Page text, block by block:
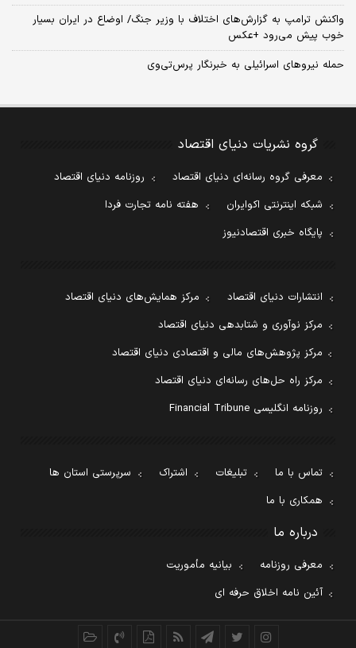
واکنش ترامپ به گزارش‌های اختلاف با وزیر جنگ/ اوضاع در ایران بسیار
خوب پیش می‌رود +عکس
حمله نیروهای اسرائیلی به خبرنگار پرس‌تی‌وی
گروه نشریات دنیای اقتصاد
معرفی گروه رسانه‌ای دنیای اقتصاد
روزنامه دنیای اقتصاد
شبکه اینترنتی اکوایران
هفته نامه تجارت فردا
پایگاه خبری اقتصادنیوز
انتشارات دنیای اقتصاد
مرکز همایش‌های دنیای اقتصاد
مرکز نوآوری و شتابدهی دنیای اقتصاد
مرکز پژوهش‌های مالی و اقتصادی دنیای اقتصاد
مرکز راه حل‌های رسانه‌ای دنیای اقتصاد
روزنامه انگلیسی Financial Tribune
تماس با ما تبلیغات اشتراک
سرپرستی استان ها
همکاری با ما
درباره ما
معرفی روزنامه
بیانیه مأموریت
آئین نامه اخلاق حرفه ای